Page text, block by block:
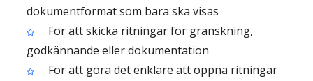
dokumentformat som bara ska visas
För att skicka ritningar för granskning,
godkännande eller dokumentation
För att göra det enklare att öppna ritningar